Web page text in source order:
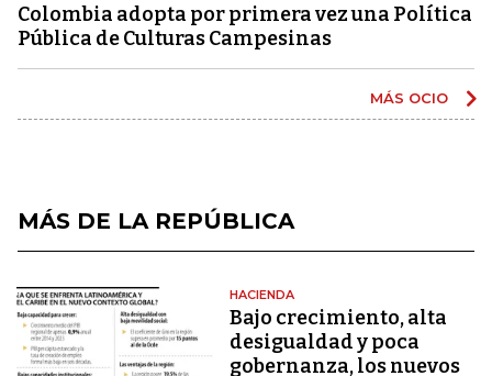
Colombia adopta por primera vez una Política
Pública de Culturas Campesinas
MÁS OCIO
MÁS DE LA REPÚBLICA
HACIENDA
Bajo crecimiento, alta
desigualdad y poca
gobernanza, los nuevos